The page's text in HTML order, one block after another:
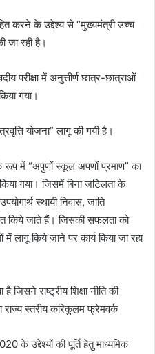
करने के उद्देश्य से “मुख्यमंत्री उच्च
जा रही है।
परीक्षा में अनुत्तीर्ण छात्र-छात्राओं
गया।
योजना” लागू की गयी है।
के रूप में “अपुणों स्कूल अपणों प्रमाण” का
गया। जिसमें बिना जटिलता के
स्थायी निवास, जाति
किये जाते हैं। जिसकी सफलता को
किये जाने पर कार्य किया जा रहा
जिसने राष्ट्रीय शिक्षा नीति की
स्तरीय करिकुलम फ्रेमवर्क
के उद्देश्यों की पूर्ति हेतु माध्यमिक